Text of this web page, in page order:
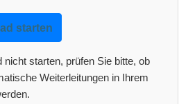
starten
nicht starten, prüfen Sie bitte, ob
Weiterleitungen in Ihrem